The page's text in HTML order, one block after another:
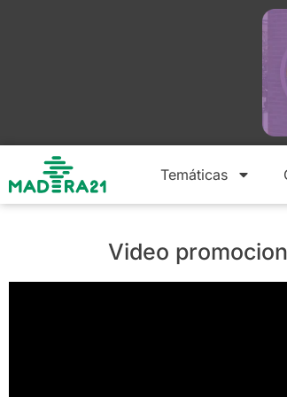
Temáticas
Video